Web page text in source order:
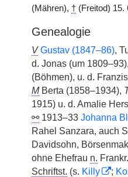
(Mähren), † (Freitod) 15.
Genealogie
V Gustav (1847–86),
d. Jonas (um 1809–93),
(Böhmen), u. d.
MBerta (1858–1934),
1915) u. d. Amalie
⚯1913–33 Johanna
Rahel Sanzara, auch
Davidsohn,
ohne Ehefrau n.
Schriftst. (s. Killy ;